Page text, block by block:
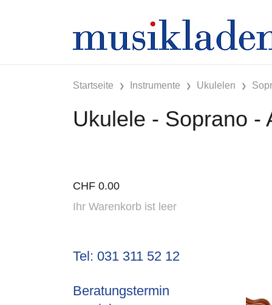
Startseite Instrumente Ukulelen
Ukulele - Soprano -
CHF 0.00
Ihr Warenkorb ist leer
Tel: 031 311 52 12
Beratungstermin